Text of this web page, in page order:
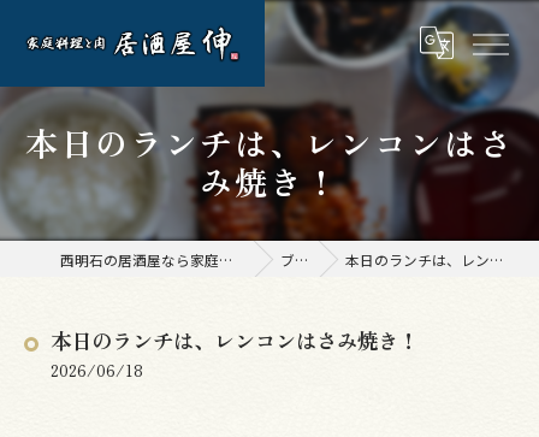
本日のランチは、レンコンはさ
み焼き！
西明石の居酒屋なら家庭料理と肉 居酒屋 伸 ブログ 本日のランチは、レンコンはさみ焼き！
本日のランチは、レンコンはさみ焼き！
2026/06/18